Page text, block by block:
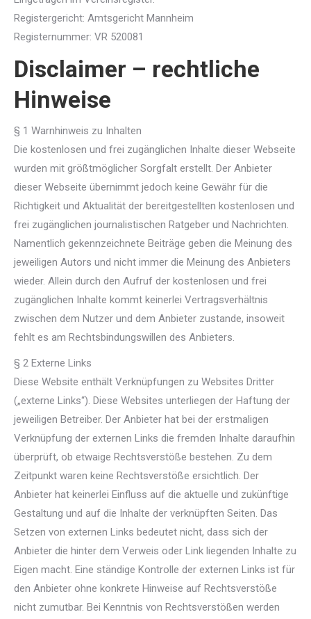
Registergericht: Amtsgericht Mannheim
Registernummer: VR 520081
Disclaimer – rechtliche
Hinweise
§ 1 Warnhinweis zu Inhalten
Die kostenlosen und frei zugänglichen Inhalte dieser Webseite
wurden mit größtmöglicher Sorgfalt erstellt. Der Anbieter
dieser Webseite übernimmt jedoch keine Gewähr für die
Richtigkeit und Aktualität der bereitgestellten kostenlosen und
frei zugänglichen journalistischen Ratgeber und Nachrichten.
Namentlich gekennzeichnete Beiträge geben die Meinung des
jeweiligen Autors und nicht immer die Meinung des Anbieters
wieder. Allein durch den Aufruf der kostenlosen und frei
zugänglichen Inhalte kommt keinerlei Vertragsverhältnis
zwischen dem Nutzer und dem Anbieter zustande, insoweit
fehlt es am Rechtsbindungswillen des Anbieters.
§ 2 Externe Links
Diese Website enthält Verknüpfungen zu Websites Dritter
(„externe Links“). Diese Websites unterliegen der Haftung der
jeweiligen Betreiber. Der Anbieter hat bei der erstmaligen
Verknüpfung der externen Links die fremden Inhalte daraufhin
überprüft, ob etwaige Rechtsverstöße bestehen. Zu dem
Zeitpunkt waren keine Rechtsverstöße ersichtlich. Der
Anbieter hat keinerlei Einfluss auf die aktuelle und zukünftige
Gestaltung und auf die Inhalte der verknüpften Seiten. Das
Setzen von externen Links bedeutet nicht, dass sich der
Anbieter die hinter dem Verweis oder Link liegenden Inhalte zu
Eigen macht. Eine ständige Kontrolle der externen Links ist für
den Anbieter ohne konkrete Hinweise auf Rechtsverstöße
nicht zumutbar. Bei Kenntnis von Rechtsverstößen werden